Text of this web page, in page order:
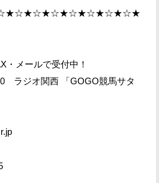
・メールで受付中！
ラジオ関西 「GOGO競馬サタ